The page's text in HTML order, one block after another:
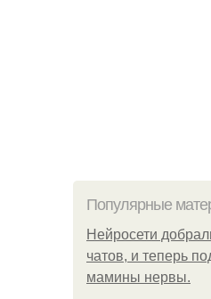
Популярные
Нейросети
чатов, и теперь
мамины нервы.